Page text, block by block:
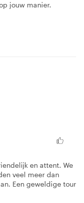
jouw manier.
en attent. We
veel meer dan
Een geweldige tour